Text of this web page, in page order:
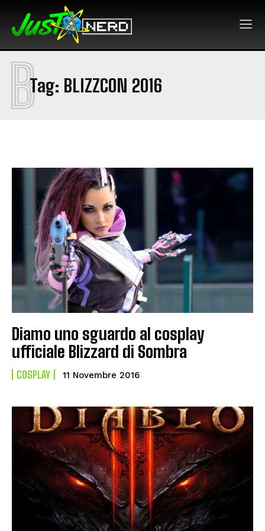
Tag: BLIZZCON 2016
B
Diamo uno sguardo al cosplay
ufficiale Blizzard di Sombra
COSPLAY 11 Novembre 2016